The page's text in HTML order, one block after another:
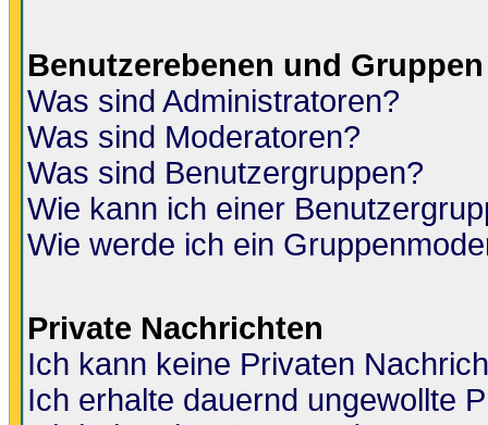
Benutzerebenen und Gruppen
Was sind Administratoren?
Was sind Moderatoren?
Was sind Benutzergruppen?
Wie kann ich einer
Wie werde ich ein
Private Nachrichten
Ich kann keine Privaten
Ich erhalte dauernd ungewollte